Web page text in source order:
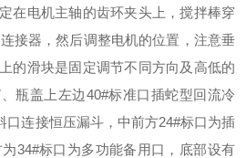
电机主轴的齿环夹头上，搅拌棒穿
接器，然后调整电机的位置，注意垂
滑块是固定调节不同方向及高低的
盖上左边40#标准口插蛇型回流冷
口连接恒压漏斗，中前方24#标口为插
34#标口为多功能备用口，底部设有